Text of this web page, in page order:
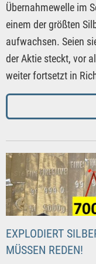
Übernahmewelle im
einem der größten
aufwachsen. Seien
der Aktie steckt, vor
weiter fortsetzt in
EXPLODIERT
MÜSSEN REDEN!